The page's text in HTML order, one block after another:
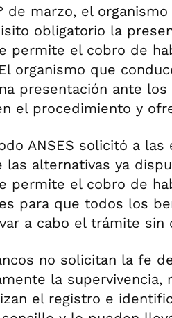
de marzo, el
obligatorio la
permite el cobro de
organismo que
presentación ante los
el procedimiento y
ANSES solicitó a las
las alternativas ya
permite el cobro de
para que todos los
a cabo el trámite sin
no solicitan la fe
la supervivencia,
el registro e